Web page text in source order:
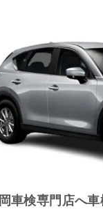
車検専門店へ